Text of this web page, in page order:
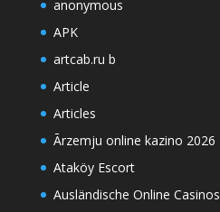
anonymous
APK
artcab.ru b
Article
Articles
Ārzemju online kazino 2026
Ataköy Escort
Ausländische Online